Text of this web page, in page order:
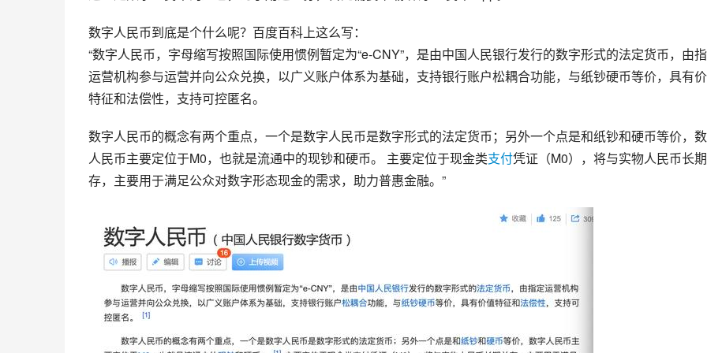
数字人民币到底是个什么呢？百度百科上这么写：
“数字人民币，字母缩写按照国际使用惯例暂定为“e-CNY”，是由中国人民银行发行的数字形式的法定货币，由
运营机构参与运营并向公众兑换，以广义账户体系为基础，支持银行账户松耦合功能，与纸钞硬币等价，具有
特征和法偿性，支持可控匿名。
数字人民币的概念有两个重点，一个是数字人民币是数字形式的法定货币；另外一个点是和纸钞和硬币等价，
人民币主要定位于M0，也就是流通中的现钞和硬币。 主要定位于现金类支付凭证（M0），将与实物人民币长
存，主要用于满足公众对数字形态现金的需求，助力普惠金融。”